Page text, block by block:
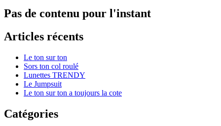
Pas de contenu pour l'instant
Articles récents
Le ton sur ton
Sors ton col roulé
Lunettes TRENDY
Le Jumpsuit
Le ton sur ton a toujours la cote
Catégories